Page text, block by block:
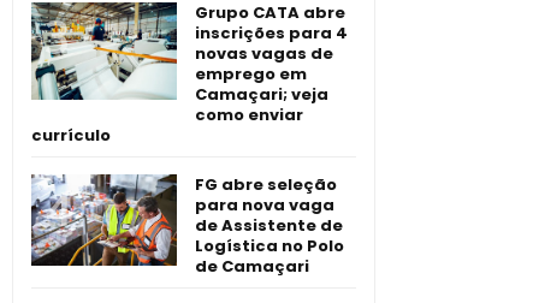
Grupo CATA abre
inscrições para 4
novas vagas de
emprego em
Camaçari; veja
como enviar
currículo
FG abre seleção
para nova vaga
de Assistente de
Logística no Polo
de Camaçari